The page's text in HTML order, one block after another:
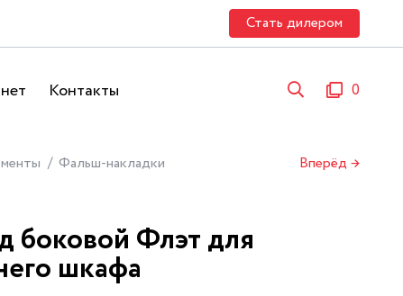
Стать дилером
Контакты 0
Фальш-накладки Вперёд →
боковой Флэт для
шкафа